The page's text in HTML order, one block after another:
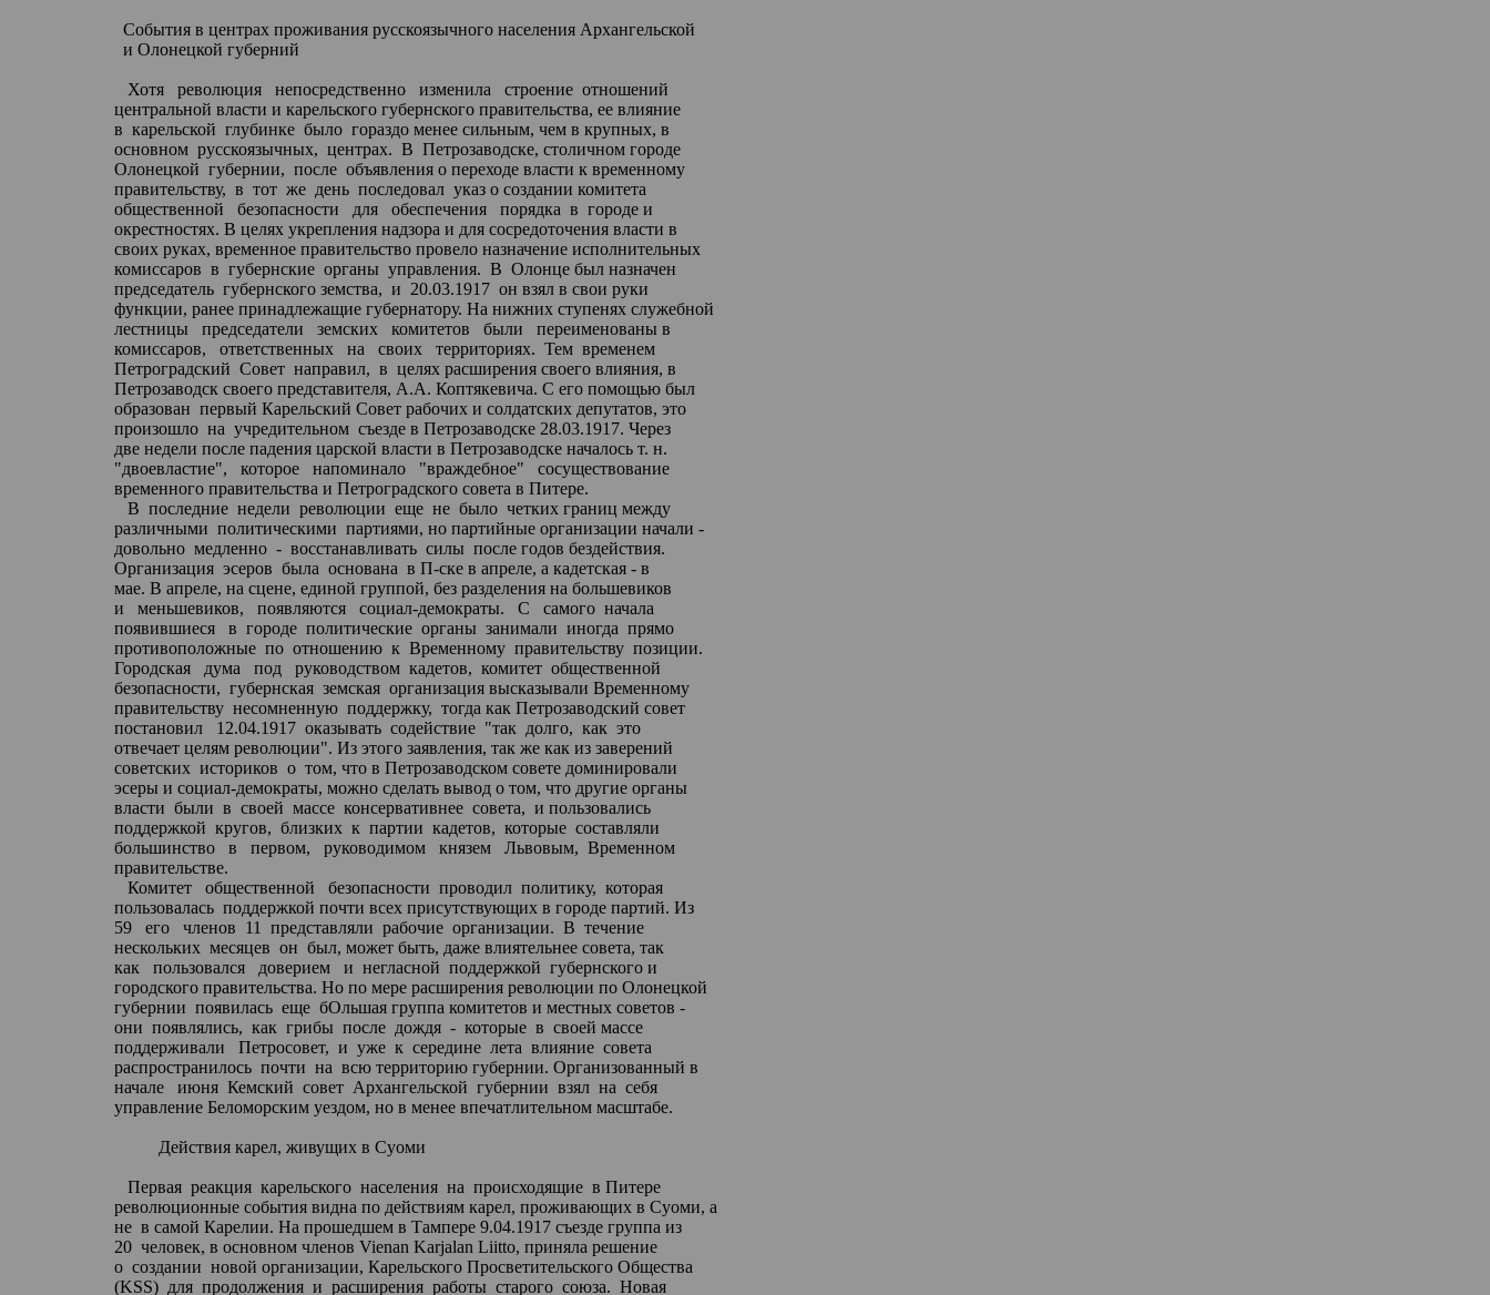
События в центрах проживания русскоязычного населения Архангельской
и Олонецкой губерний
Хотя революция непосредственно изменила строение отношений
центральной власти и карельского губернского правительства, ее влияние
в карельской глубинке было гораздо менее сильным, чем в крупных, в
основном русскоязычных, центрах. В Петрозаводске, столичном городе
Олонецкой губернии, после объявления о переходе власти к временному
правительству, в тот же день последовал указ о создании комитета
общественной
безопасности для обеспечения порядка в городе и
окрестностях. В целях укрепления надзора и для сосредоточения власти в
своих руках, временное правительство провело назначение исполнительных
комиссаров в губернские органы управления. В Олонцебыл назначен
председатель губернского земства, и 20.03.1917 он взял в свои руки
функции, ранее принадлежащие губернатору. На нижних ступенях служебной
лестницы
председатели земских комитетов были переименованы в
комиссаров,
ответственных на своих территориях. Тем временем
Петроградский Совет направил, в целях расширения своего влияния, в
Петрозаводск своего представителя, А.А. Коптякевича. С его помощью был
образован первый Карельский Совет рабочих и солдатских депутатов, это
произошло на учредительном съезде в Петрозаводске 28.03.1917. Через
две недели после падения царской власти в Петрозаводске началось т. н.
"двоевластие",
которое напоминало "враждебное"
сосуществование
временного правительства и Петроградскогосовета в Питере.
В последние недели революции еще не было четких границ между
различными политическими партиями, но партийные организации начали -
довольно медленно - восстанавливать силы после годов бездействия.
Организация эсеров была основана в П-скев апреле, а кадетская - в
мае. В апреле, на сцене, единой группой, без разделения на большевиков
и
меньшевиков, появляются социал-демократы. С самого начала
появившиеся
в городе политические органы занимали иногда прямо
противоположные по отношению к Временному правительству позиции.
Городская
дума под руководством кадетов, комитет общественной
безопасности, губернская земская организация высказывали Временному
правительству несомненную поддержку, тогда как Петрозаводский совет
постановил
12.04.1917 оказывать содействие "так долго, как это
отвечает целям революции". Из этого заявления, так же как из заверений
советских историков о том, что в Петрозаводском совете доминировали
эсеры и социал-демократы, можно сделать вывод о том, что другие органы
власти были в своей массе консервативнее совета, и пользовались
поддержкой кругов, близких к партии кадетов, которые составляли
большинство
в первом, руководимом князем Львовым, Временном
правительстве.
Комитет
общественной безопасности проводил политику, которая
пользовалась поддержкой почти всех присутствующих в городе партий. Из
59
его членов 11 представляли рабочие организации. В течение
нескольких месяцев он был, может быть, даже влиятельнее совета, так
как
пользовался доверием и негласной поддержкой губернскогои
городского правительства. Но по мере расширения революции по Олонецкой
губернии появилась еще бОльшаягруппа комитетов и местных советов -
они появлялись, как грибы после дождя - которые в своей массе
поддерживали
Петросовет, и уже к середине лета влияние совета
распространилось почти на всю территорию губернии. Организованный в
начале
июня Кемский совет Архангельской губернии взял на себя
управление Беломорским уездом, но в менее впечатлительном масштабе.
Действия карел, живущих в Суоми
Первая реакция карельского населения на происходящие в Питере
революционные события видна по действиям карел, проживающих в Суоми, а
не в самой Карелии. На прошедшем в Тампере9.04.1917 съезде группа из
20 человек, в основном членов Vienan Karjalan Liitto, приняла решение
о создании новой организации, Карельского Просветительского Общества
(KSS) для продолжения и расширения работы старого союза. Новая